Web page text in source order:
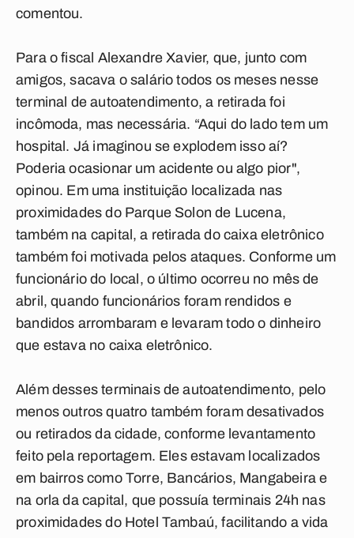
comentou.
Para o fiscal Alexandre Xavier, que, junto com
amigos, sacava o salário todos os meses nesse
terminal de autoatendimento, a retirada foi
incômoda, mas necessária. “Aqui do lado tem um
hospital. Já imaginou se explodem isso aí?
Poderia ocasionar um acidente ou algo pior",
opinou. Em uma instituição localizada nas
proximidades do Parque Solon de Lucena,
também na capital, a retirada do caixa eletrônico
também foi motivada pelos ataques. Conforme um
funcionário do local, o último ocorreu no mês de
abril, quando funcionários foram rendidos e
bandidos arrombaram e levaram todo o dinheiro
que estava no caixa eletrônico.
Além desses terminais de autoatendimento, pelo
menos outros quatro também foram desativados
ou retirados da cidade, conforme levantamento
feito pela reportagem. Eles estavam localizados
em bairros como Torre, Bancários, Mangabeira e
na orla da capital, que possuía terminais 24h nas
proximidades do Hotel Tambaú, facilitando a vida